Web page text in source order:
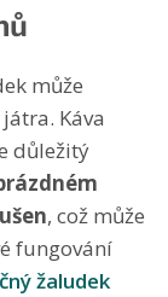
může
Káva
důležitý
, což může
fungování
žaludek